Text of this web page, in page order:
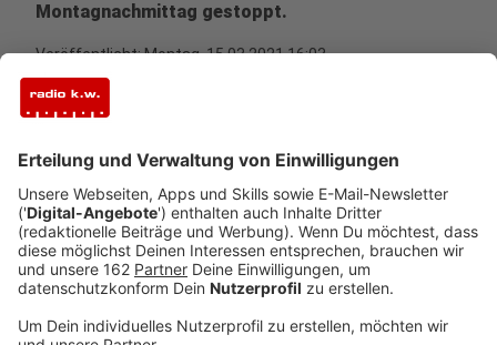
Montagnachmittag gestoppt.
Veröffentlicht:Montag, 15.03.2021 16:03
Anzeige
Deutschland impft vorerst nicht mehr mit
AstraZeneca. Damit hat das
Bundesgesundheitsministerium alle Impfzentren in
Deutschland kalt erwischt. Auch der Leiter des
Impfzentrums im Kreis Wesel, Dr. Michael Weyer, war
nicht vorab informiert und hat jetzt erst einmal alle